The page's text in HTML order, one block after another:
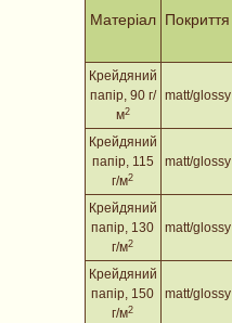
Матеріал Покриття
Крейдяний
папір, 90 г/
м2
matt/glossy
Крейдяний
папір, 115
г/м2
matt/glossy
Крейдяний
папір, 130
г/м2
matt/glossy
Крейдяний
папір, 150
г/м2
matt/glossy